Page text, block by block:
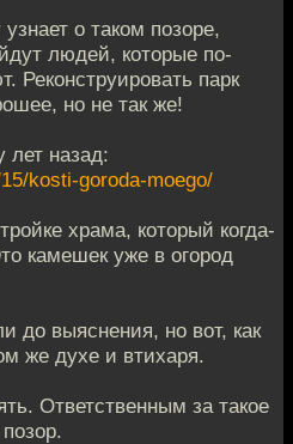
о таком позоре,
людей, которые по-
Реконструировать парк
но не так же!
лет назад:
kosti-goroda-moego/
храма, который когда-
камешек уже в огород
до выяснения, но вот, как
же духе и втихаря.
Ответственным за такое